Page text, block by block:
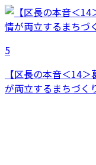
5
【区長の本音＜14
が両立するまちづく